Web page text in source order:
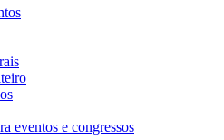
eventos e congressos